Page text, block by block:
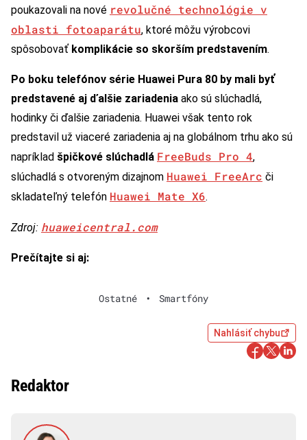
poukazovali na nové revolučné technológie v
oblasti fotoaparátu, ktoré môžu výrobcovi
spôsobovať komplikácie so skorším predstavením.
Po boku telefónov série Huawei Pura 80 by mali byť
predstavené aj ďalšie zariadenia ako sú slúchadlá,
hodinky či ďalšie zariadenia. Huawei však tento rok
predstavil už viaceré zariadenia aj na globálnom trhu ako sú
napríklad špičkové slúchadlá FreeBuds Pro 4,
slúchadlá s otvoreným dizajnom Huawei FreeArc či
skladateľný telefón Huawei Mate X6.
Zdroj: huaweicentral.com
Prečítajte si aj:
Ostatné • Smartfóny
Nahlásiť chybu
Redaktor